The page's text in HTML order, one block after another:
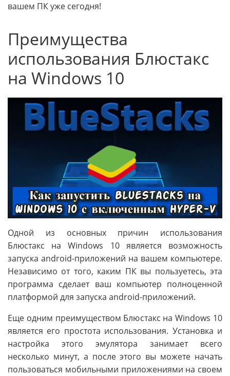
вашем ПК уже сегодня!
Преимущества
использования Блюстакс
на Windows 10
Одной из основных причин использования
Блюстакс на Windows 10 является возможность
запуска android-приложений на вашем компьютере.
Независимо от того, каким ПК вы пользуетесь, эта
программа сделает ваш компьютер полноценной
платформой для запуска android-приложений.
Еще одним преимуществом Блюстакс на Windows 10
является его простота использования. Установка и
настройка этого эмулятора занимает всего
несколько минут, а после этого вы можете начать
пользоваться мобильными приложениями на своем